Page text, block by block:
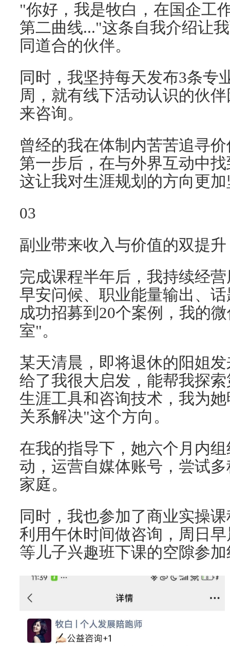
"你好，我是牧白，在国企工
第二曲线..."这条自我介绍让
同道合的伙伴。
同时，我坚持每天发布3条专
周，就有线下活动认识的伙
来咨询。
曾经的我在体制内苦苦追寻
第一步后，在与外界互动中
这让我对生涯规划的方向更
03
副业带来收入与价值的双提升
完成课程半年后，我持续经
早安问候、职业能量输出、
成功招募到20个案例，我的
室"。
某天清晨，即将退休的阳姐
给了我很大启发，能帮我探
生涯工具和咨询技术，我为
关系解决"这个方向。
在我的指导下，她六个月内
动，运营自媒体账号，尝试
家庭。
同时，我也参加了商业实操
利用午休时间做咨询，周日
等儿子兴趣班下课的空隙参